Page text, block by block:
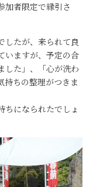
加者限定で縁引さ
したが、来られて良
いますが、予定の合
した」、「心が洗わ
持ちの整理がつきま
ちになられたでしょ